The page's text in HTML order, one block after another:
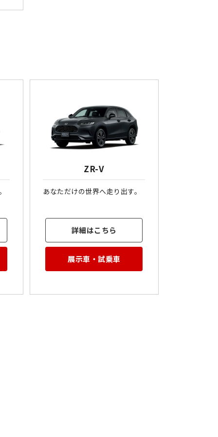
ZR-V
あなただけの世界へ走り出す。
詳細はこちら
展示車・試乗車